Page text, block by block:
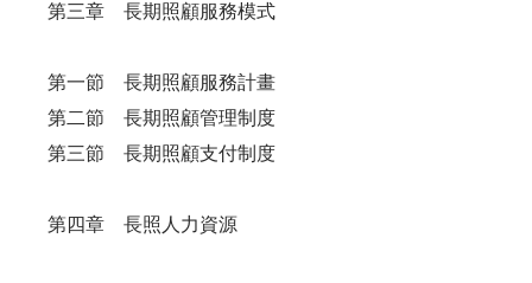
第三章 長期照顧服務模式
第一節 長期照顧服務計畫
第二節 長期照顧管理制度
第三節 長期照顧支付制度
第四章 長照人力資源